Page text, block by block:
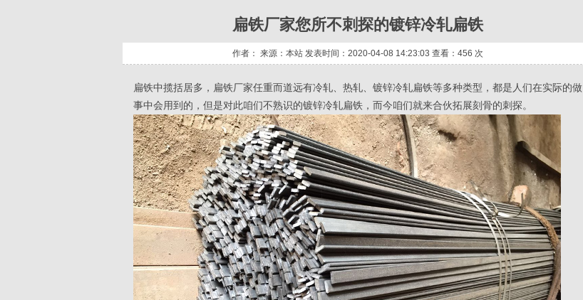
扁铁厂家您所不刺探的镀锌冷轧扁铁
作者： 来源：本站 发表时间：2020-04-08 14:23:03 查看： 456 次
扁铁中揽括居多， 扁铁厂家任重而道远有冷轧、热轧、镀锌冷轧扁铁等多种类型，都是人们在实际的做
事中会用到的，但是对此咱们不熟识的镀锌冷轧扁铁，而今咱们就来合伙拓展刻骨的刺探。